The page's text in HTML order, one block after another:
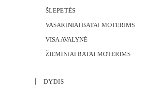
ŠLEPETĖS
VASARINIAI BATAI MOTERIMS
VISA AVALYNĖ
ŽIEMINIAI BATAI MOTERIMS
DYDIS